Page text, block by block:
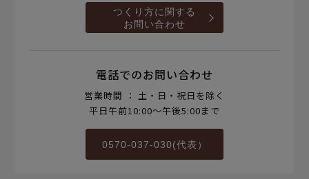
つくり方に関する
お問い合わせ
電話でのお問い合わせ
営業時間 ： 土・日・祝日を除く
平日午前10:00～午後5:00まで
0570-037-030(代表）